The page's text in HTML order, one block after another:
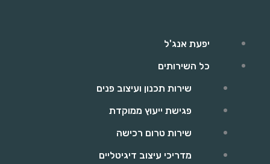
יפעת אנג'ל
כל השירותים
שירות תכנון ועיצוב פנים
פגישת ייעוץ ממוקדת
שירות טרום רכישה
מדריכי עיצוב דיגיטליים